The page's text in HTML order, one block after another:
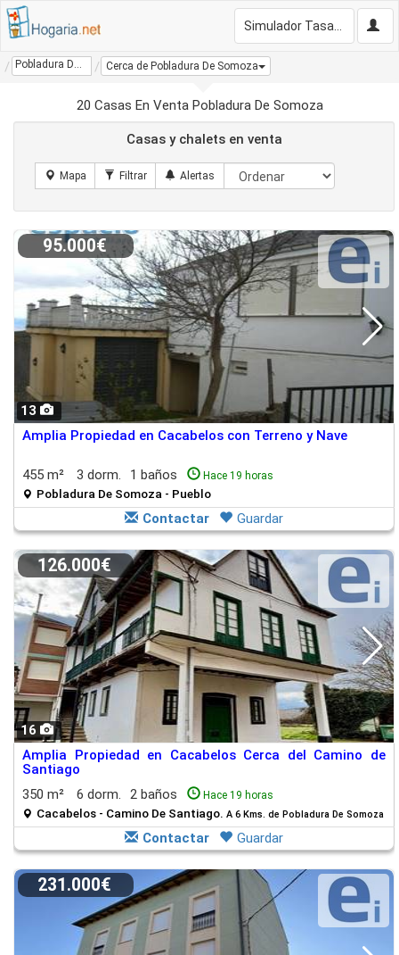
Pobladura De Somoza Cerca de Pobladura De Somoza
20 Casas En Venta Pobladura De Somoza
Casas y chalets en venta
13
95.000€
Amplia Propiedad en Cacabelos con Terreno y Nave
455 m² 3 dorm. 1 baños Hace 19 horas
Pobladura De Somoza - Pueblo
Contactar Guardar
16
126.000€
Amplia Propiedad en Cacabelos Cerca del Camino de
Santiago
350 m²
6 dorm. 2 baños Hace 19 horas
Cacabelos - Camino De Santiago. A 6 Kms. de Pobladura De Somoza
Contactar Guardar
231.000€